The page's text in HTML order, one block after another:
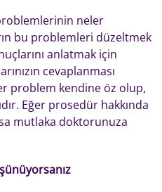
neler
bu problemleri düzeltmek
anlatmak için
cevaplanması
problem kendine öz olup,
Eğer prosedür hakkında
mutlaka doktorunuza